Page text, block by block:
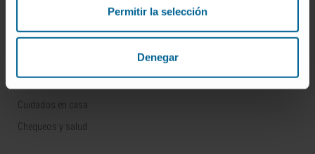
Permitir la selección
Denegar
ENFERMEDADES Y TRATAMIENTOS
Enfermedades
Cuidados en casa
Chequeos y salud